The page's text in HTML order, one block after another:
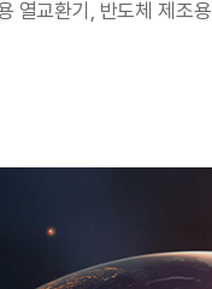
열교환기, 반도체 제조용